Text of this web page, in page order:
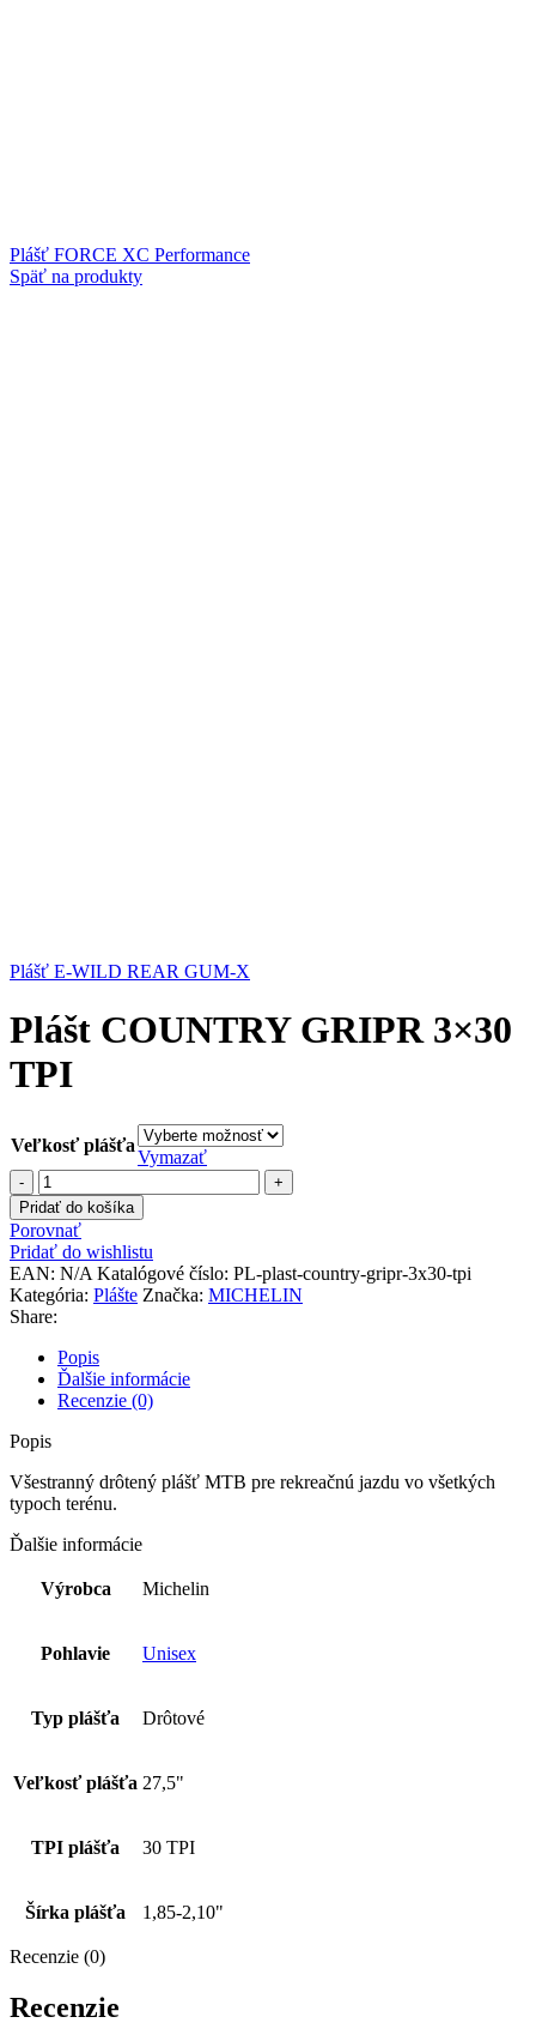
Plášť FORCE XC Performance
Späť na produkty
Plášť E-WILD REAR GUM-X
Plášt COUNTRY GRIPR 3×30
TPI
Veľkosť plášťa
Vymazať
Pridať do košíka
Porovnať
Pridať do wishlistu
EAN: N/A Katalógové číslo: PL-plast-country-gripr-3x30-tpi
Kategória: Plášte Značka: MICHELIN
Share:
Popis
Ďalšie informácie
Recenzie (0)
Popis
Všestranný drôtený plášť MTB pre rekreačnú jazdu vo všetkých
typoch terénu.
Ďalšie informácie
Výrobca Michelin
Pohlavie Unisex
Typ plášťa Drôtové
Veľkosť plášťa 27,5"
TPI plášťa 30 TPI
Šírka plášťa 1,85-2,10"
Recenzie (0)
Recenzie